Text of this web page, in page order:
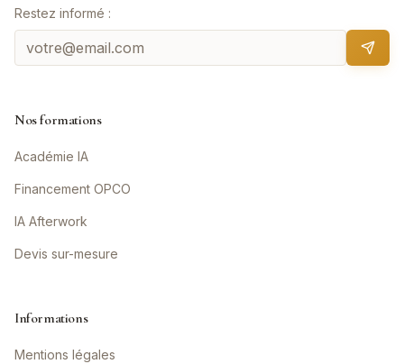
Restez informé :
Nos formations
Académie IA
Financement OPCO
IA Afterwork
Devis sur-mesure
Informations
Mentions légales